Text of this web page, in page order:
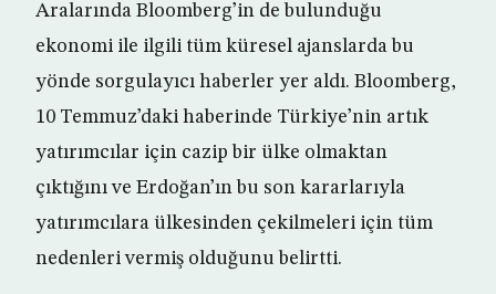
Aralarında Bloomberg’in de bulunduğu
ekonomi ile ilgili tüm küresel ajanslarda bu
yönde sorgulayıcı haberler yer aldı. Bloomberg,
10 Temmuz’daki haberinde Türkiye’nin artık
yatırımcılar için cazip bir ülke olmaktan
çıktığını ve Erdoğan’ın bu son kararlarıyla
yatırımcılara ülkesinden çekilmeleri için tüm
nedenleri vermiş olduğunu belirtti.